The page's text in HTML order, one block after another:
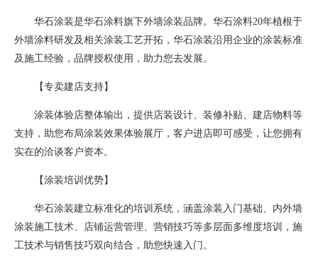
华石涂装是华石涂料旗下外墙涂装品牌。华石涂料20年植根于
外墙涂料研发及相关涂装工艺开拓，华石涂装沿用企业的涂装标准
及施工经验，品牌授权使用，助力您去发展。
【专卖建店支持】
涂装体验店整体输出，提供店装设计、装修补贴、建店物料等
支持，助您布局涂装效果体验展厅，客户进店即可感受，让您拥有
实在的洽谈客户资本。
【涂装培训优势】
华石涂装建立标准化的培训系统，涵盖涂装入门基础、内外墙
涂装施工技术、店铺运营管理、营销技巧等多层面多维度培训，施
工技术与销售技巧双向结合，助您快速入门。